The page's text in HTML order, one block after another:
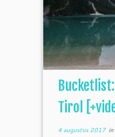
Tirol
4 augustus 2017in